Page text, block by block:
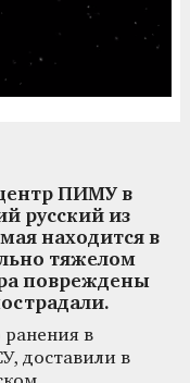
ПИМУ в
русский из
находится в
тяжелом
повреждены
в
доставили в